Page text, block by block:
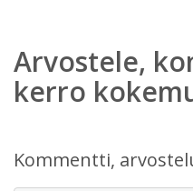
Arvostele,
kerro
Kommentti,